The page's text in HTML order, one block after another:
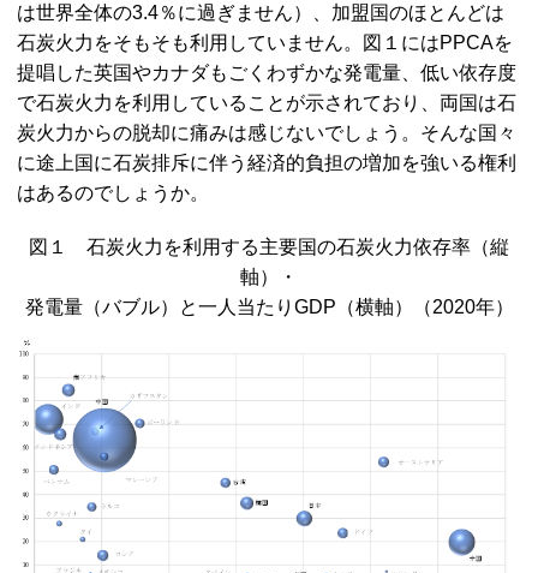
は世界全体の3.4％に過ぎません）、加盟国のほとんどは
石炭火力をそもそも利用していません。図１にはPPCAを
提唱した英国やカナダもごくわずかな発電量、低い依存度
で石炭火力を利用していることが示されており、両国は石
炭火力からの脱却に痛みは感じないでしょう。そんな国々
に途上国に石炭排斥に伴う経済的負担の増加を強いる権利
はあるのでしょうか。
図１ 石炭火力を利用する主要国の石炭火力依存率（縦
軸）・
発電量（バブル）と一人当たりGDP（横軸）（2020年）